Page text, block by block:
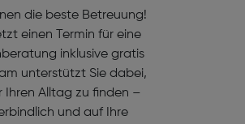
die beste Betreuung!
einen Termin für eine
inklusive gratis
unterstützt Sie dabei,
Ihren Alltag zu finden –
und auf Ihre